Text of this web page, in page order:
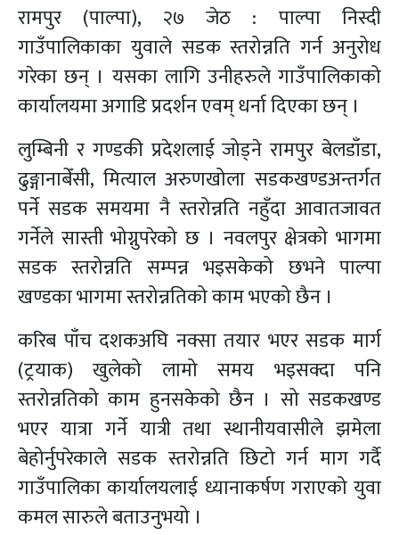
रामपुर (पाल्पा), २७ जेठ : पाल्पा निस्दी
गाउँपालिकाका युवाले सडक स्तरोन्नति गर्न अनुरोध
गरेका छन् । यसका लागि उनीहरुले गाउँपालिकाको
कार्यालयमा अगाडि प्रदर्शन एवम् धर्ना दिएका छन् ।
लुम्बिनी र गण्डकी प्रदेशलाई जोड्ने रामपुर बेलडाँडा,
ढुङ्गानाबेँसी, मित्याल अरुणखोला सडकखण्डअन्तर्गत
पर्ने सडक समयमा नै स्तरोन्नति नहुँदा आवातजावत
गर्नेले सास्ती भोग्नुपरेको छ । नवलपुर क्षेत्रको भागमा
सडक स्तरोन्नति सम्पन्न भइसकेको छभने पाल्पा
खण्डका भागमा स्तरोन्नतिको काम भएको छैन ।
करिब पाँच दशकअघि नक्सा तयार भएर सडक मार्ग
(ट्रयाक) खुलेको लामो समय भइसक्दा पनि
स्तरोन्नतिको काम हुनसकेको छैन । सो सडकखण्ड
भएर यात्रा गर्ने यात्री तथा स्थानीयवासीले झमेला
बेहोर्नुपरेकाले सडक स्तरोन्नति छिटो गर्न माग गर्दै
गाउँपालिका कार्यालयलाई ध्यानाकर्षण गराएको युवा
कमल सारुले बताउनुभयो ।